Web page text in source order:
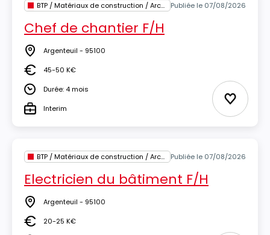
BTP / Matériaux de construction / Architecture Publiée le 07/08/2026
Chef de chantier F/H
Lieu Argenteuil - 95100
Salaire45-50 K€
DuréeDurée: 4 mois
TypeInterim Ajouter
BTP / Matériaux de construction / Architecture Publiée le 07/08/2026
Electricien du bâtiment F/H
Lieu Argenteuil - 95100
Salaire20-25 K€